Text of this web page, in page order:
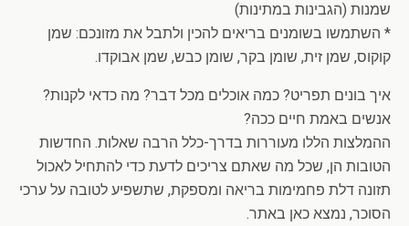
שמנות (הגבינות במתינות)
* השתמשו בשומנים בריאים להכין ולתבל את מזונכם: שמן
קוקוס, שמן זית, שומן בקר, שומן כבש, שמן אבוקדו.
איך בונים תפריט? כמה אוכלים מכל דבר? מה כדאי לקנות?
אנשים באמת חיים ככה?
ההמלצות הללו מעוררות בדרך-כלל הרבה שאלות. החדשות
הטובות הן, שכל מה שאתם צריכים לדעת כדי להתחיל לאכול
תזונה דלת פחמימות בריאה ומספקת, שתשפיע לטובה על ערכי
הסוכר, נמצא כאן באתר.